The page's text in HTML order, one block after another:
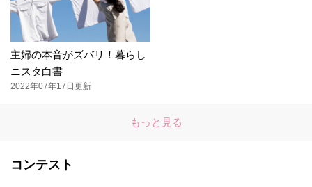
主婦の本音がズバリ！暮らし
ニスタ白書
2022年07年17日更新
もっと見る
コンテスト